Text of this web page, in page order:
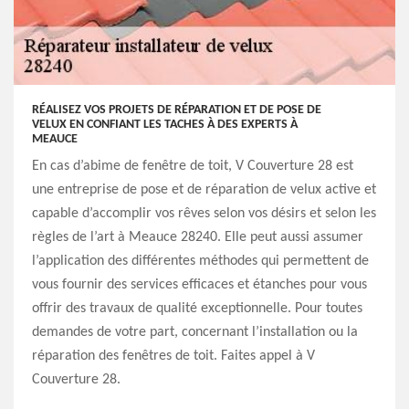
RÉALISEZ VOS PROJETS DE RÉPARATION ET DE POSE DE
VELUX EN CONFIANT LES TACHES À DES EXPERTS À
MEAUCE
En cas d’abime de fenêtre de toit, V Couverture 28 est
une entreprise de pose et de réparation de velux active et
capable d’accomplir vos rêves selon vos désirs et selon les
règles de l’art à Meauce 28240. Elle peut aussi assumer
l’application des différentes méthodes qui permettent de
vous fournir des services efficaces et étanches pour vous
offrir des travaux de qualité exceptionnelle. Pour toutes
demandes de votre part, concernant l’installation ou la
réparation des fenêtres de toit. Faites appel à V
Couverture 28.